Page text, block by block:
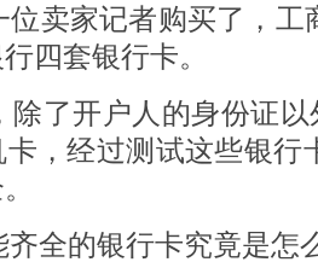
位卖家记者购买了，工
四套银行卡。
除了开户人的身份证
，经过测试这些银行
齐全的银行卡究竟是怎